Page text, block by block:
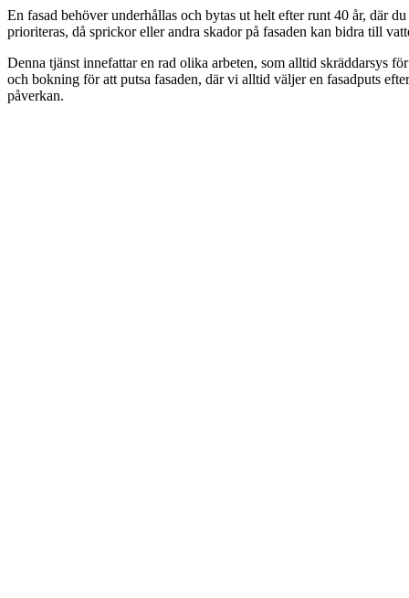
En fasad behöver underhållas och bytas ut helt efter runt 40 år, där
prioriteras, då sprickor eller andra skador på fasaden kan bidra till
Denna tjänst innefattar en rad olika arbeten, som alltid skräddarsys
och bokning för att putsa fasaden, där vi alltid väljer en fasadputs
påverkan.